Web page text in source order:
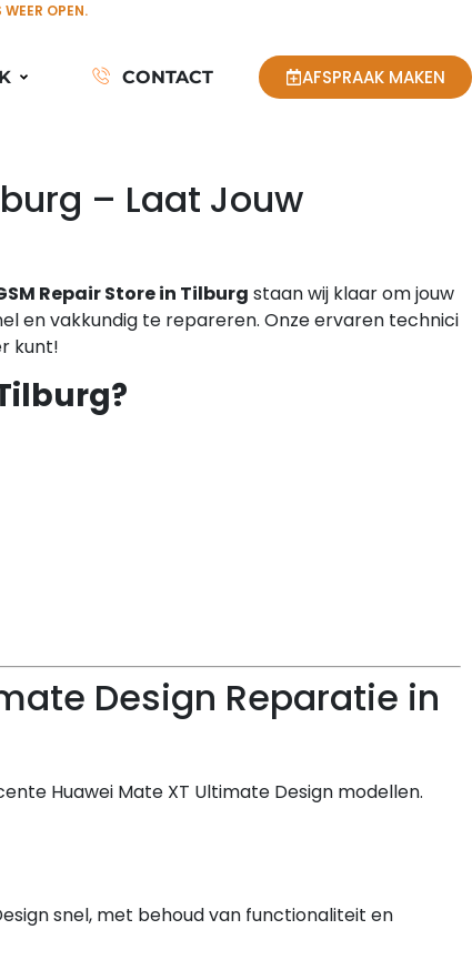
OPEN.
CONTACT AFSPRAAK MAKEN
– Laat Jouw
Repair Store in Tilburg staan wij klaar om jouw
en vakkundig te repareren. Onze ervaren technici
kunt!
Design Reparatie in
Huawei Mate XT Ultimate Design modellen.
snel, met behoud van functionaliteit en